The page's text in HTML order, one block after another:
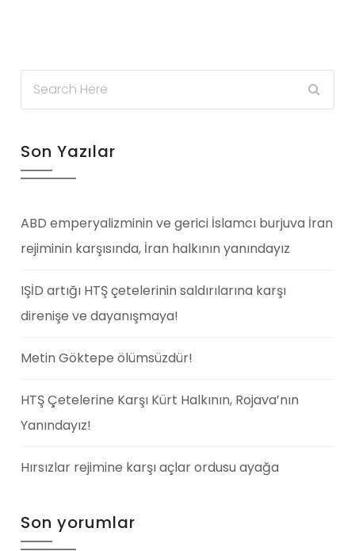
Son Yazılar
ABD emperyalizminin ve gerici İslamcı burjuva İran
rejiminin karşısında, İran halkının yanındayız
IŞİD artığı HTŞ çetelerinin saldırılarına karşı
direnişe ve dayanışmaya!
Metin Göktepe ölümsüzdür!
HTŞ Çetelerine Karşı Kürt Halkının, Rojava’nın
Yanındayız!
Hırsızlar rejimine karşı açlar ordusu ayağa
Son yorumlar